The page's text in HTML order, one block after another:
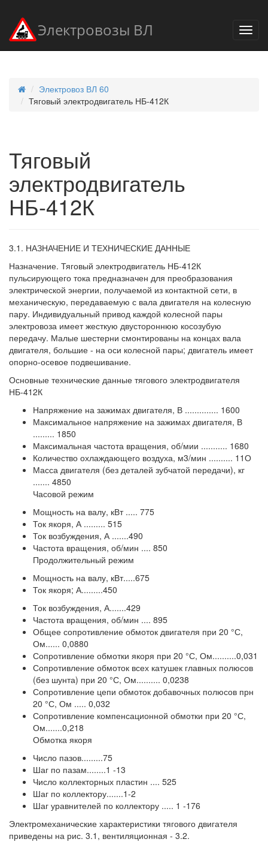
Электровозы ВЛ
Электровоз ВЛ 60
Тяговый электродвигатель НБ-412К
Тяговый
электродвигатель
НБ-412К
3.1. НАЗНАЧЕНИЕ И ТЕХНИЧЕСКИЕ ДАННЫЕ
Назначение. Тяговый электродвигатель НБ-412К
пульсирующего тока предназначен для преобразования
электрической энергии, получаемой из контактной сети, в
механическую, передаваемую с вала двигателя на колесную
пару. Индивидуальный привод каждой колесной пары
электровоза имеет жесткую двустороннюю косозубую
передачу. Малые шестерни смонтированы на концах вала
двигателя, большие - на оси колесной пары; двигатель имеет
опорно-осевое подвешивание.
Основные технические данные тягового электродвигателя
НБ-412К
Напряжение на зажимах двигателя, В .............. 1600
Максимальное напряжение на зажимах двигателя, В
......... 1850
Максимальная частота вращения, об/мии ........... 1680
Количество охлаждающего воздуха, м3/мин .......... 11О
Масса двигателя (без деталей зубчатой передачи), кг
....... 4850
Часовой режим
Мощность на валу, кВт ..... 775
Ток якоря, А ......... 515
Ток возбуждения, А .......490
Частота вращения, об/мин .... 850
Продолжительный режим
Мощность на валу, кВт.....675
Ток якоря; А.........450
Ток возбуждения, А.......429
Частота вращения, об/мин .... 895
Общее сопротивление обмоток двигателя при 20 °С,
Ом...... 0,0880
Сопротивление обмотки якоря при 20 °С, Ом..........0,031
Сопротивление обмоток всех катушек главных полюсов
(без шунта) при 20 °С, Ом.......... 0,0238
Сопротивление цепи обмоток добавочных полюсов прн
20 °С, Ом ..... 0,032
Сопротивление компенсационной обмотки при 20 °С,
Ом.......0,218
Обмотка якоря
Число пазов.........75
Шаг по пазам........1 -13
Число коллекторных пластин .... 525
Шаг по коллектору.......1-2
Шаг уравнителей по коллектору ..... 1 -176
Электромеханические характеристики тягового двигателя
приведены на рис. 3.1, вентиляционная - 3.2.